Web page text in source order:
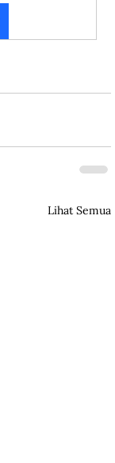
Lihat Semua